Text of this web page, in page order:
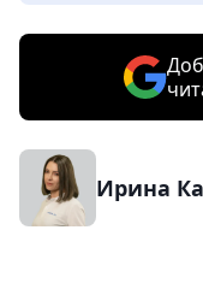
Ирина